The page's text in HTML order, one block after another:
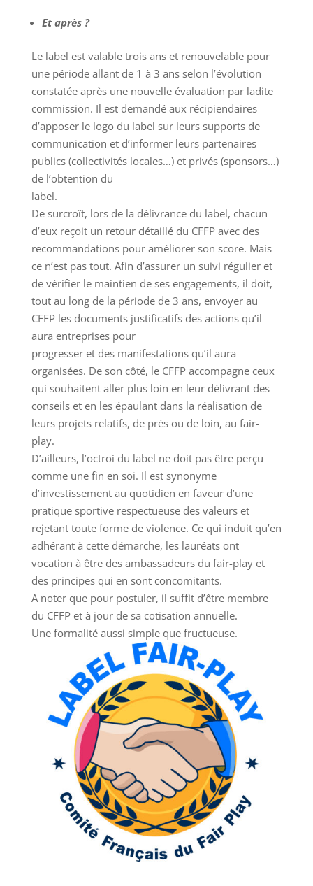
Et après ?
Le label est valable trois ans et renouvelable pour
une période allant de 1 à 3 ans selon l’évolution
constatée après une nouvelle évaluation par ladite
commission. Il est demandé aux récipiendaires
d’apposer le logo du label sur leurs supports de
communication et d’informer leurs partenaires
publics (collectivités locales…) et privés (sponsors…)
de l’obtention du
label.
De surcroît, lors de la délivrance du label, chacun
d’eux reçoit un retour détaillé du CFFP avec des
recommandations pour améliorer son score. Mais
ce n’est pas tout. Afin d’assurer un suivi régulier et
de vérifier le maintien de ses engagements, il doit,
tout au long de la période de 3 ans, envoyer au
CFFP les documents justificatifs des actions qu’il
aura entreprises pour
progresser et des manifestations qu’il aura
organisées. De son côté, le CFFP accompagne ceux
qui souhaitent aller plus loin en leur délivrant des
conseils et en les épaulant dans la réalisation de
leurs projets relatifs, de près ou de loin, au fair-
play.
D’ailleurs, l’octroi du label ne doit pas être perçu
comme une fin en soi. Il est synonyme
d’investissement au quotidien en faveur d’une
pratique sportive respectueuse des valeurs et
rejetant toute forme de violence. Ce qui induit qu’en
adhérant à cette démarche, les lauréats ont
vocation à être des ambassadeurs du fair-play et
des principes qui en sont concomitants.
A noter que pour postuler, il suffit d’être membre
du CFFP et à jour de sa cotisation annuelle.
Une formalité aussi simple que fructueuse.